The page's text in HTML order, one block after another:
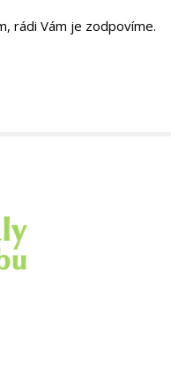
rádi Vám je zodpovíme.